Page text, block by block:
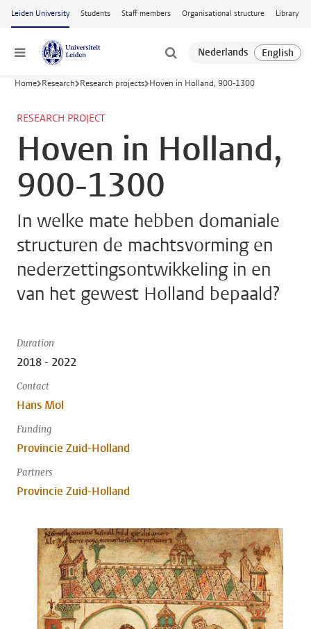
Skip to main content
Leiden University Students Staff members Organisational structure Library
Menu
Home Research Research projects Hoven in Holland, 900-1300
RESEARCH PROJECT
Hoven in Holland,
900-1300
In welke mate hebben domaniale
structuren de machtsvorming en
nederzettingsontwikkeling in en
van het gewest Holland bepaald?
Duration
2018 - 2022
Contact
Hans Mol
Funding
Provincie Zuid-Holland
Partners
Provincie Zuid-Holland